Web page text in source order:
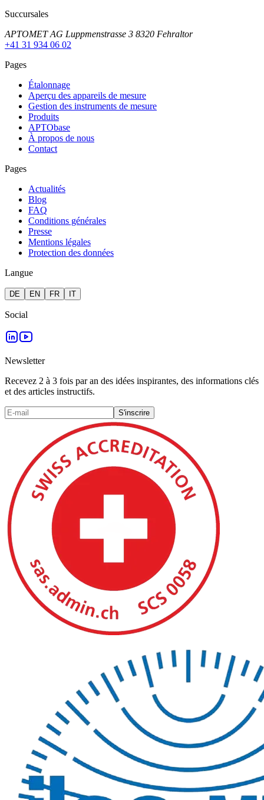
Succursales
APTOMET AG Luppmenstrasse 3 8320 Fehraltor
+41 31 934 06 02
Pages
Étalonnage
Aperçu des appareils de mesure
Gestion des instruments de mesure
Produits
APTObase
À propos de nous
Contact
Pages
Actualités
Blog
FAQ
Conditions générales
Presse
Mentions légales
Protection des données
Langue
DE EN FR IT
Social
Newsletter
Recevez 2 à 3 fois par an des idées inspirantes, des informations clés
et des articles instructifs.
S'inscrire